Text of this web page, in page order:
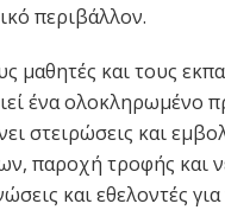
περιβάλλον.
μαθητές και τους
ένα ολοκληρωμένο
στειρώσεις και
παροχή τροφής και
και εθελοντές